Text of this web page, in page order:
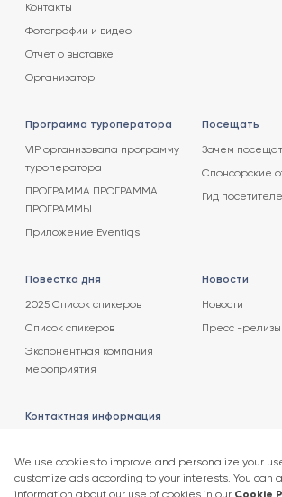
Контакты
Фотографии и видео
Отчет о выставке
Организатор
Программа туроператора
VIP организовала программу
туроператора
ПРОГРАММА ПРОГРАММА
ПРОГРАММЫ
Приложение Eventiqs
Посещать
Зачем
Спонсорские
Гид
Повестка дня
2025 Список спикеров
Список спикеров
Экспонентная компания
мероприятия
Новости
Новости
Пресс -релизы
Контактная информация
info.turkey@icaevents.com.tr